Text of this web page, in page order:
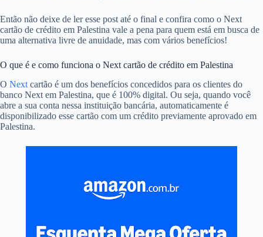
Então não deixe de ler esse post até o final e confira como o Next
cartão de crédito em Palestina vale a pena para quem está em busca de
uma alternativa livre de anuidade, mas com vários benefícios!
O que é e como funciona o Next cartão de crédito em Palestina
O Next cartão é um dos benefícios concedidos para os clientes do
banco Next em Palestina, que é 100% digital. Ou seja, quando você
abre a sua conta nessa instituição bancária, automaticamente é
disponibilizado esse cartão com um crédito previamente aprovado em
Palestina.